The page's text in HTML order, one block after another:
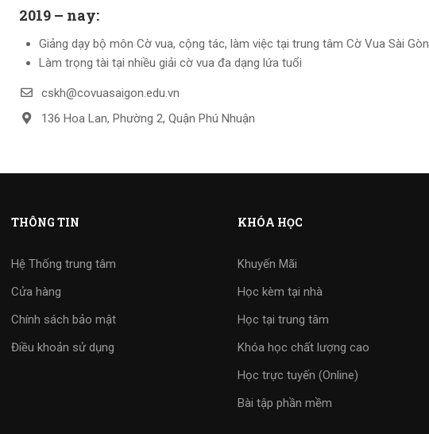
2019 – nay:
Giảng dạy bộ môn Cờ vua, cộng tác, làm việc tại trung tâm Cờ Vua Sài Gòn
Làm trọng tài tại nhiều giải cờ vua đa dạng lứa tuổi
cskh@covuasaigon.edu.vn
136 Hoa Lan, Phường 2, Quận Phú Nhuận
THÔNG TIN
Hệ Thống trung tâm
Cửa hàng
Chính sách bảo mật
Điều khoản sử dụng
KHÓA HỌC
Khuyến Mãi
Học kèm tại nhà
Học tại trung tâm
Khóa học chất lượng cao
Học trực tuyến (Online)
Bài tập phần mềm